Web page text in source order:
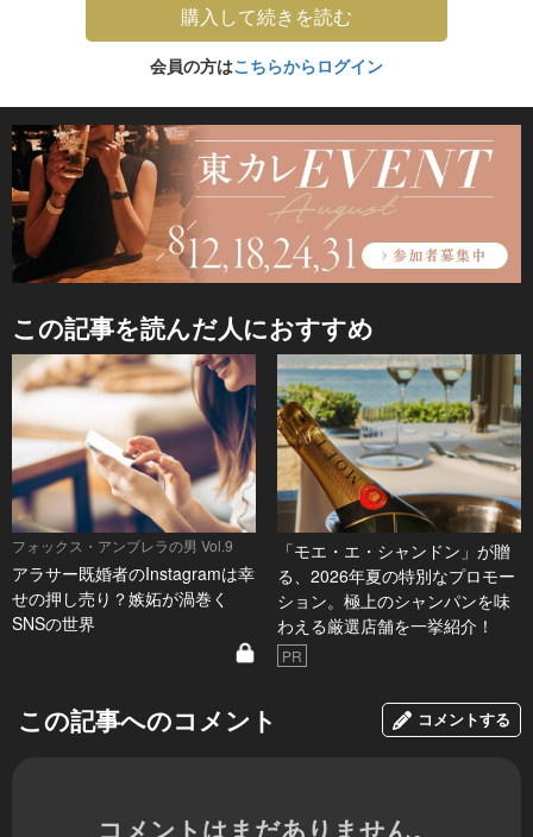
購入して続きを読む
会員の方はこちらからログイン
この記事を読んだ人におすすめ
フォックス・アンブレラの男 Vol.9
アラサー既婚者のInstagramは幸
せの押し売り？嫉妬が渦巻く
SNSの世界
「モエ・エ・シャンドン」が贈
る、2026年夏の特別なプロモー
ション。極上のシャンパンを味
わえる厳選店舗を一挙紹介！
PR
この記事へのコメント コメントする
コメントはまだありません。